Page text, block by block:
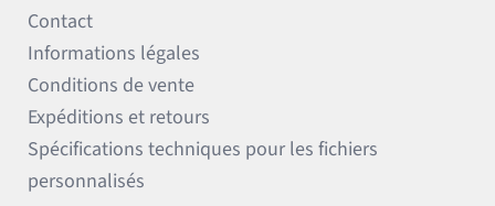
Contact
Informations légales
Conditions de vente
Expéditions et retours
Spécifications techniques pour les fichiers
personnalisés